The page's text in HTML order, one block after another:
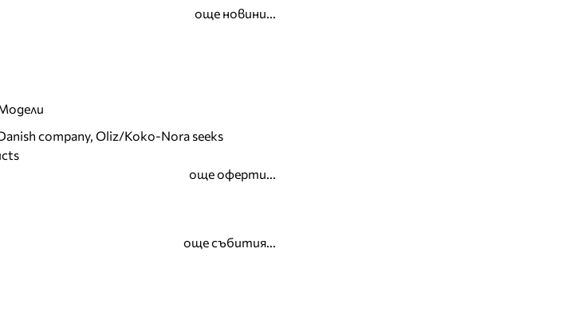
още новини...
company, Oliz/Koko-Nora seeks
още оферти...
още събития...